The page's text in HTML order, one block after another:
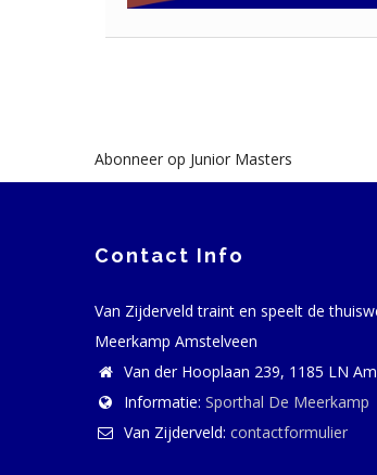
Abonneer op Junior Masters
Contact Info
Van Zijderveld traint en speelt de
Meerkamp Amstelveen
Van der Hooplaan 239, 1185 LN
Informatie: Sporthal De Meerkamp
Van Zijderveld: contactformulier